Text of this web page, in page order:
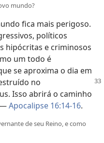
mundo?
fica mais perigoso.
políticos
hipócritas e criminosos
um todo é
se aproxima o dia em
no
Isso abrirá o caminho
—Apocalipse 16:14-16.
de seu Reino, e como